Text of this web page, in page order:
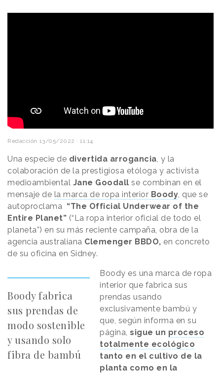
Redacción 13/05/2022 · 11:14
Una especie de divertida arrogancia, y la
colaboración de la prestigiosa etóloga y activista
medioambiental Jane Goodall se combinan en el
mensaje de la marca de ropa interior Boody, que se
autoproclama “The Official Underwear of the
Entire Planet” (“La ropa interior oficial de todo el
planeta”) en su más reciente campaña, obra de la
agencia australiana Clemenger BBDO, en concreto
de su oficina en Sidney.
Boody fabrica
sus prendas de
modo sostenible
y usando solo
fibra de bambú
Boody es una marca de ropa
interior que fabrica sus
prendas usando
exclusivamente bambú y
que, según informa en su
página,sigue un proceso
totalmente ecológico
tanto en el cultivo de la
planta como en la